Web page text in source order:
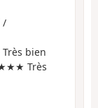
/
bien
Très